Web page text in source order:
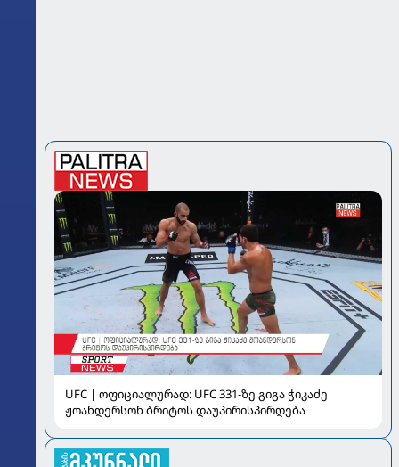
UFC | ოფიციალურად: UFC 331-ზე გიგა ჭიკაძე
ჟოანდერსონ ბრიტოს დაუპირისპირდება